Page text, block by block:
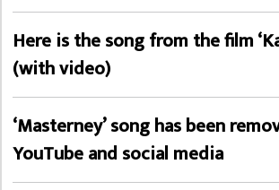
Here is the song from the film
(with video)
‘Masterney’ song has been
YouTube and social media